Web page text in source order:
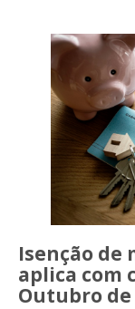
Isenção de
aplica com
Outubro de